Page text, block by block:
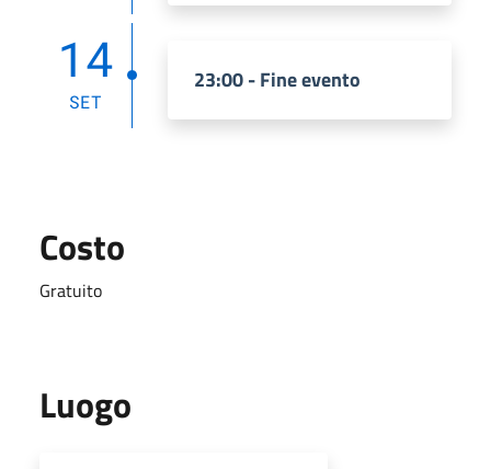
14
SET
23:00 - Fine evento
Costo
Gratuito
Luogo